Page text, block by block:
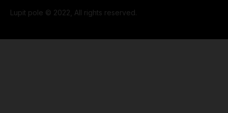
Lupit pole © 2022, All rights reserved.